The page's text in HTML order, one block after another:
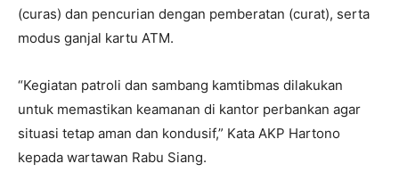
(curas) dan pencurian dengan pemberatan (curat), serta
modus ganjal kartu ATM.
“Kegiatan patroli dan sambang kamtibmas dilakukan
untuk memastikan keamanan di kantor perbankan agar
situasi tetap aman dan kondusif,” Kata AKP Hartono
kepada wartawan Rabu Siang.